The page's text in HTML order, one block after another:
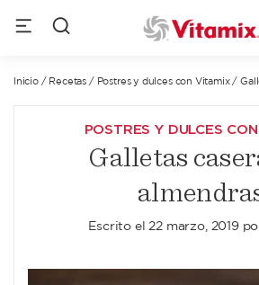
Inicio/ Recetas / Postres y dulces con Vitamix/
POSTRES Y DULCES
Galletas
Escrito el 22 marzo, 2019